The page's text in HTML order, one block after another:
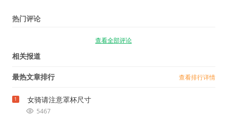
热门评论
查看全部评论
相关报道
最热文章排行 查看排行详情
1 女骑请注意罩杯尺寸
5467